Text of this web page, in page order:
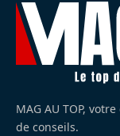
MAG AU TOP,
de conseils.